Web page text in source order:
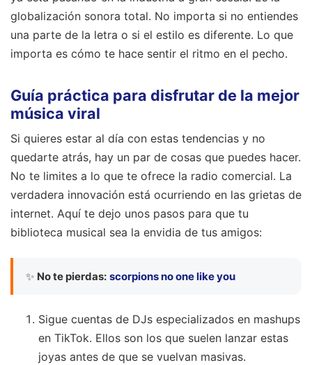
globalización sonora total. No importa si no entiendes
una parte de la letra o si el estilo es diferente. Lo que
importa es cómo te hace sentir el ritmo en el pecho.
Guía práctica para disfrutar de la mejor
música viral
Si quieres estar al día con estas tendencias y no
quedarte atrás, hay un par de cosas que puedes hacer.
No te limites a lo que te ofrece la radio comercial. La
verdadera innovación está ocurriendo en las grietas de
internet. Aquí te dejo unos pasos para que tu
biblioteca musical sea la envidia de tus amigos:
✨ No te pierdas: scorpions no one like you
Sigue cuentas de DJs especializados en mashups
en TikTok. Ellos son los que suelen lanzar estas
joyas antes de que se vuelvan masivas.